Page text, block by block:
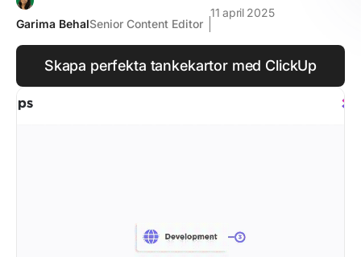
Garima BehalSenior Content Editor
11 april 2025
Skapa perfekta tankekartor med ClickUp